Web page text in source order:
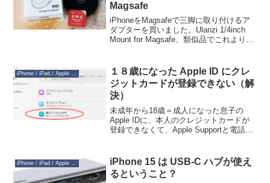
Magsafe
iPhoneをMagsafeで三脚に取り付けるア
ダプターを買いました。Ulanzi 1/4inch
Mount for Magsafe、類似品でこれより安
さそうな...
１８歳になった Apple ID にクレ
ジットカードが登録できない（解
決）
未成年から18歳＝成人になった息子の
Apple IDに、本人のクレジットカードが
登録できなくて、Apple Supportと電話で
たのでご紹介。症状は、息子のAppl...
iPhone 15 は USB-C ハブが使え
るということ？